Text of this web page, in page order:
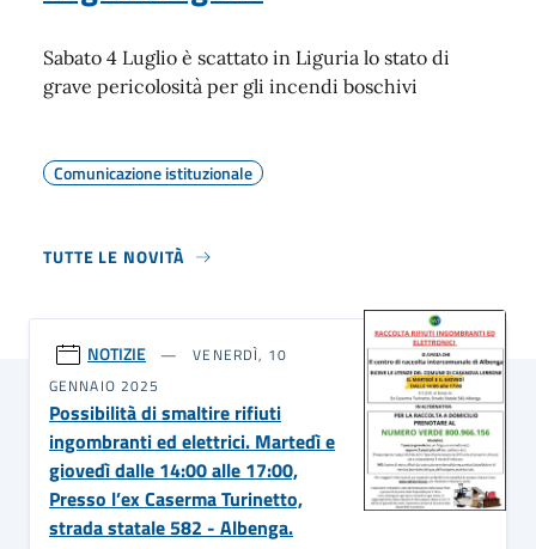
Sabato 4 Luglio è scattato in Liguria lo stato di
grave pericolosità per gli incendi boschivi
Comunicazione istituzionale
TUTTE LE NOVITÀ
NOTIZIE
VENERDÌ, 10
GENNAIO 2025
Possibilità di smaltire rifiuti
ingombranti ed elettrici. Martedì e
giovedì dalle 14:00 alle 17:00,
Presso l’ex Caserma Turinetto,
strada statale 582 - Albenga.